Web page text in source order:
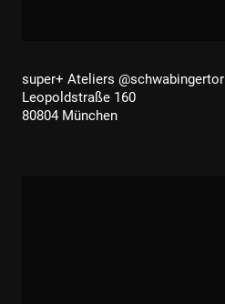
super+ Ateliers @schwabingertor
Leopoldstraße 160
80804 München